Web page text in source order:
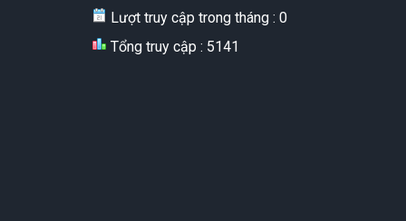
Lượt truy cập trong tháng : 0
Tổng truy cập : 5141